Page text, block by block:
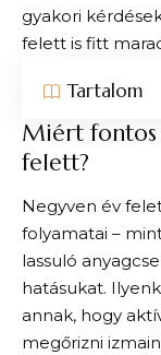
gyakori
felett is fitt
Tartalom
Miért fontos
felett?
Negyven év
folyamatai –
lassuló
hatásukat.
annak, hogy
megőrizni